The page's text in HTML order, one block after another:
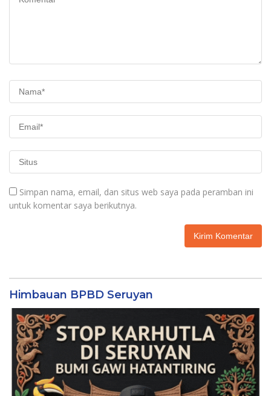
Simpan nama, email, dan situs web saya pada peramban ini
untuk komentar saya berikutnya.
Himbauan BPBD Seruyan